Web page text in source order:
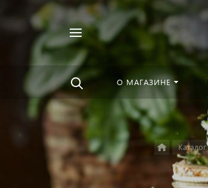
в каталоге
Найти
Например,
Чурны
О МАГАЗИНЕ
Каталог